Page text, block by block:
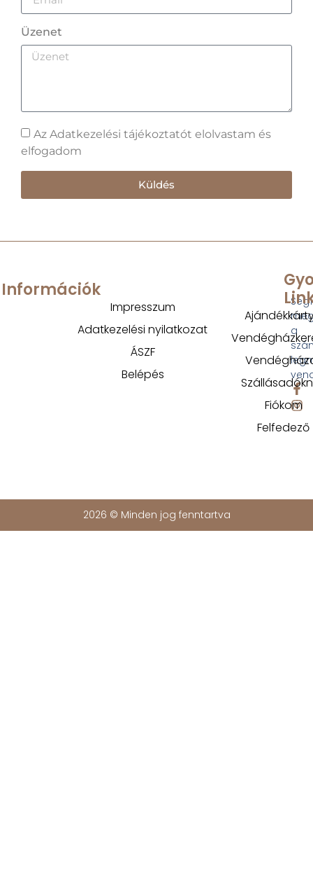
Üzenet
Az Adatkezelési tájékoztatót elolvastam és
elfogadom
Küldés
a
Fiókom
Felfedező
Információk
Impresszum
Adatkezelési nyilatkozat
ÁSZF
Belépés
2026 © Minden jog fenntartva